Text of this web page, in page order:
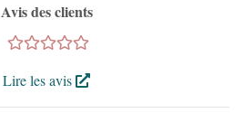
Avis des clients
Lire les avis